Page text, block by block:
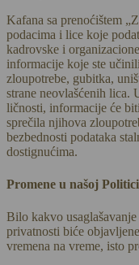
Kafana sa prenoćištem
podacima i lice koje
kadrovske i
informacije koje ste
zloupotrebe, gubitka,
strane neovlašćenih lica.
ličnosti, informacije će
sprečila njihova
bezbednosti podataka
dostignućima.
Promene u našoj
Bilo kakvo
privatnosti biće
vremena na vreme, isto